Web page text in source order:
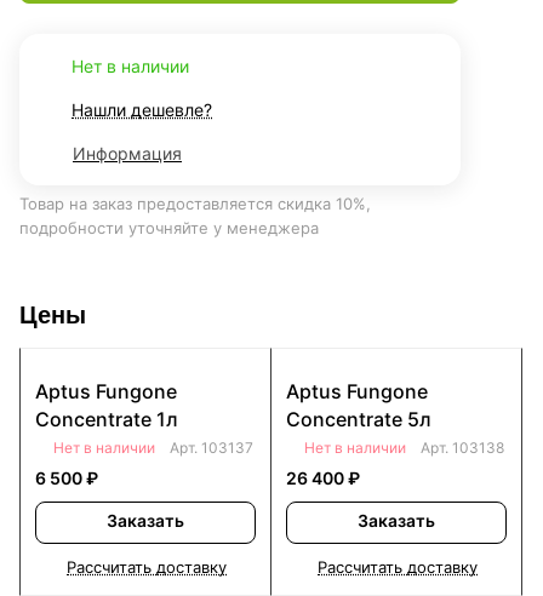
Нет в наличии
Нашли дешевле?
Информация
Товар на заказ предоставляется скидка 10%,
подробности уточняйте у менеджера
Цены
Aptus Fungone
Concentrate 1л
Нет в наличии Арт. 103137
6 500 ₽
Заказать
Рассчитать доставку
Aptus Fungone
Concentrate 5л
Нет в наличии Арт. 103138
26 400 ₽
Заказать
Рассчитать доставку